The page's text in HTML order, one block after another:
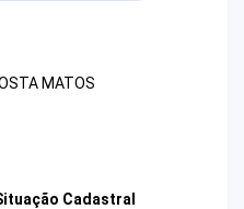
MATOS
Cadastral